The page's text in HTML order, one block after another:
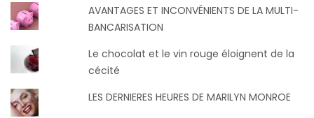
AVANTAGES ET INCONVÉNIENTS DE LA MULTI-
BANCARISATION
Le chocolat et le vin rouge éloignent de la
cécité
LES DERNIERES HEURES DE MARILYN MONROE